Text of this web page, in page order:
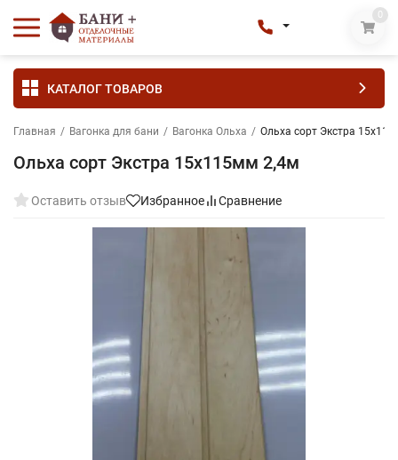
0
КАТАЛОГ ТОВАРОВ
Главная / Вагонка для бани / Вагонка Ольха / Ольха сорт Экстра
Ольха сорт Экстра 15х115мм 2,4м
Оставить отзыв Избранное Сравнение